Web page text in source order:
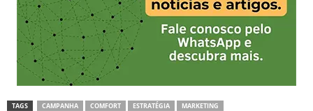
TAGS CAMPANHA COMFORT ESTRATÉGIA
MARKETING